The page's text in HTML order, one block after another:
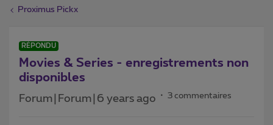
Proximus Pickx
RÉPONDU
Movies & Series - enregistrements non
disponibles
Forum|Forum|6 years ago 3 commentaires